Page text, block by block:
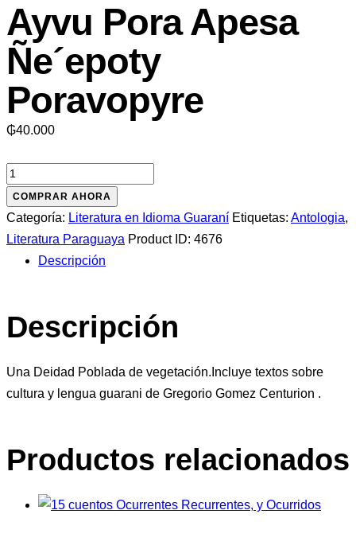
Ayvu Pora Apesa
Ñe´epoty
Poravopyre
₲40.000
Ayvu
Pora
Apesa
Ñe
´epoty
COMPRAR AHORA
Categoría: Literatura en Idioma Guaraní Etiquetas: Antologia,
Literatura Paraguaya Product ID: 4676
Descripción
Descripción
Una Deidad Poblada de vegetación.Incluye textos sobre
cultura y lengua guarani de Gregorio Gomez Centurion .
Productos relacionados